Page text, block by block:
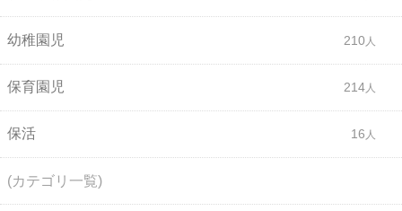
幼稚園児 210
保育園児 214
保活 16
(カテゴリ一覧)